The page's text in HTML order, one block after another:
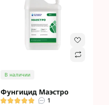
В наличии
Фунгицид Маэстро
1